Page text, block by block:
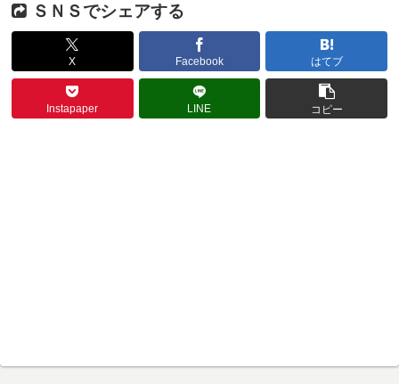
ＳＮＳでシェアする
X Facebook はてブ
Instapaper LINE コピー